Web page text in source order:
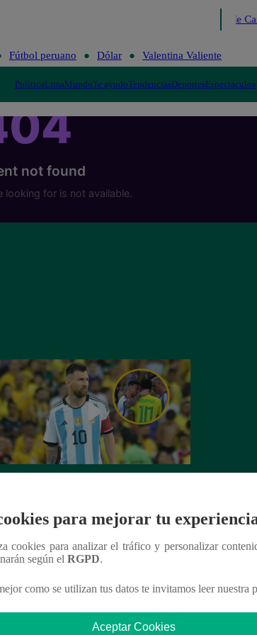
Me
Fútbol peruano Dólar Valentina Valiente
PolíticaLimaMundoTe ayudoTendenciasDeportesEspectáculos
interesar
para mejorar tu
cookies para analizar el tráfico y personalizar
según el RGPD.
como se utilizan tus datos te invitamos leer nuestra
Aceptar Cookies